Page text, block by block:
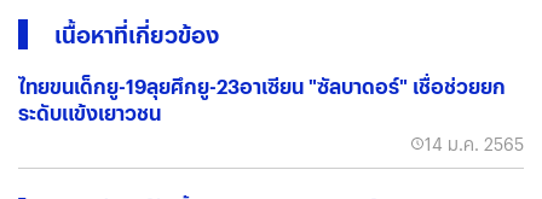
เนื้อหาที่เกี่ยวข้อง
ไทยขนเด็กยู-19ลุยศึกยู-23อาเซียน "ซัลบาดอร์" เชื่อช่วยยก
ระดับแข้งเยาวชน
14 ม.ค. 2565